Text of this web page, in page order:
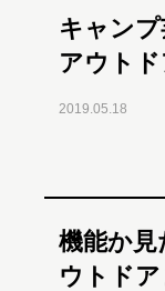
キャン
アウト
2019.05.18
機能か
ウトド